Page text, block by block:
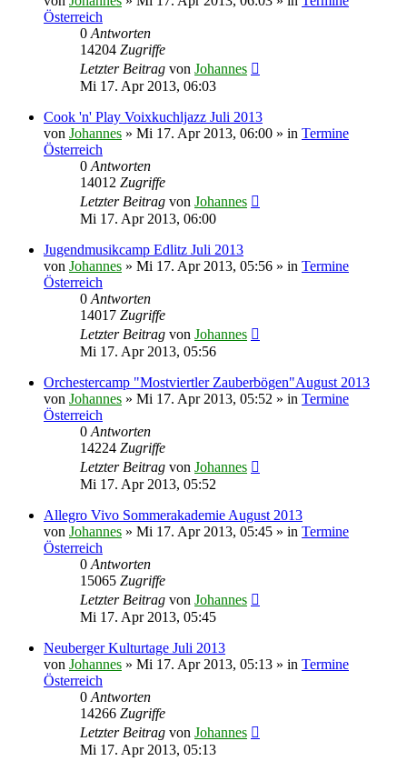
Österreich
0 Antworten
14204 Zugriffe
Letzter Beitrag von Johannes
Mi 17. Apr 2013, 06:03
Cook 'n' Play Voixkuchljazz Juli 2013
von Johannes » Mi 17. Apr 2013, 06:00 » in Termine
Österreich
0 Antworten
14012 Zugriffe
Letzter Beitrag von Johannes
Mi 17. Apr 2013, 06:00
Jugendmusikcamp Edlitz Juli 2013
von Johannes » Mi 17. Apr 2013, 05:56 » in Termine
Österreich
0 Antworten
14017 Zugriffe
Letzter Beitrag von Johannes
Mi 17. Apr 2013, 05:56
Orchestercamp "Mostviertler Zauberbögen"August 2013
von Johannes » Mi 17. Apr 2013, 05:52 » in Termine
Österreich
0 Antworten
14224 Zugriffe
Letzter Beitrag von Johannes
Mi 17. Apr 2013, 05:52
Allegro Vivo Sommerakademie August 2013
von Johannes » Mi 17. Apr 2013, 05:45 » in Termine
Österreich
0 Antworten
15065 Zugriffe
Letzter Beitrag von Johannes
Mi 17. Apr 2013, 05:45
Neuberger Kulturtage Juli 2013
von Johannes » Mi 17. Apr 2013, 05:13 » in Termine
Österreich
0 Antworten
14266 Zugriffe
Letzter Beitrag von Johannes
Mi 17. Apr 2013, 05:13